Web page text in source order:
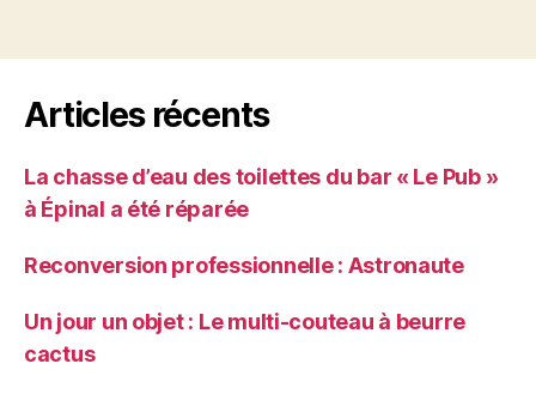
Articles récents
La chasse d’eau des toilettes du bar « Le Pub »
à Épinal a été réparée
Reconversion professionnelle : Astronaute
Un jour un objet : Le multi-couteau à beurre
cactus